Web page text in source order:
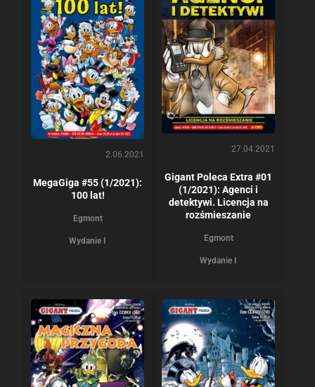
2.06.2021
MegaGiga #55 (1/2021):
100 lat!
Egmont
Wydanie I
27.04.2021
Gigant Poleca Extra #01
(1/2021): Agenci i
detektywi. Licencja na
rozśmieszanie
Egmont
Wydanie I